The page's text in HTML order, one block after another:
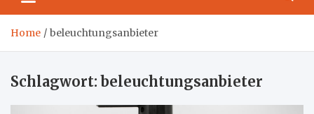
Home beleuchtungsanbieter
Schlagwort:beleuchtungsanbieter